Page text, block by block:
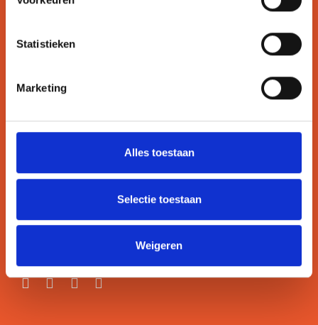
Statistieken
Marketing
Alles toestaan
Selectie toestaan
Weigeren
Sauna’s
Inspiratie
Verkooppunten
Werkwijze